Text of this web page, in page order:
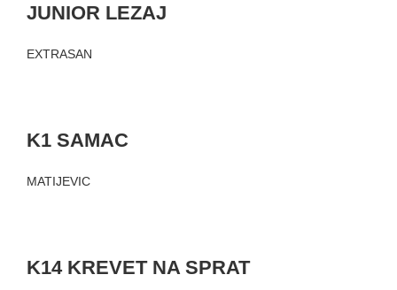
JUNIOR LEZAJ
EXTRASAN
K1 SAMAC
MATIJEVIC
K14 KREVET NA SPRAT